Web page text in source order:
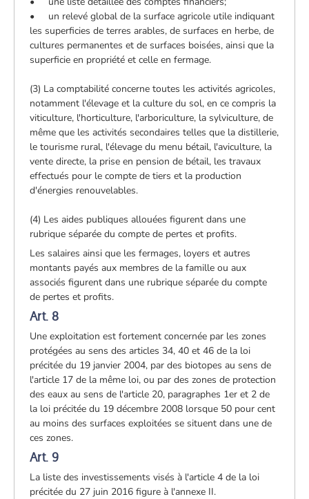
• un relevé global de la surface agricole utile indiquant
les superficies de terres arables, de surfaces en herbe, de
cultures permanentes et de surfaces boisées, ainsi que la
superficie en propriété et celle en fermage.
(3) La comptabilité concerne toutes les activités agricoles,
notamment l'élevage et la culture du sol, en ce compris la
viticulture, l'horticulture, l'arboriculture, la sylviculture, de
même que les activités secondaires telles que la distillerie,
le tourisme rural, l'élevage du menu bétail, l'aviculture, la
vente directe, la prise en pension de bétail, les travaux
effectués pour le compte de tiers et la production
d'énergies renouvelables.
(4) Les aides publiques allouées figurent dans une
rubrique séparée du compte de pertes et profits.
Les salaires ainsi que les fermages, loyers et autres
montants payés aux membres de la famille ou aux
associés figurent dans une rubrique séparée du compte
de pertes et profits.
Art. 8
Une exploitation est fortement concernée par les zones
protégées au sens des articles 34, 40 et 46 de la loi
précitée du 19 janvier 2004, par des biotopes au sens de
l'article 17 de la même loi, ou par des zones de protection
des eaux au sens de l'article 20, paragraphes 1er et 2 de
la loi précitée du 19 décembre 2008 lorsque 50 pour cent
au moins des surfaces exploitées se situent dans une de
ces zones.
Art. 9
La liste des investissements visés à l'article 4 de la loi
précitée du 27 juin 2016 figure à l'annexe II.